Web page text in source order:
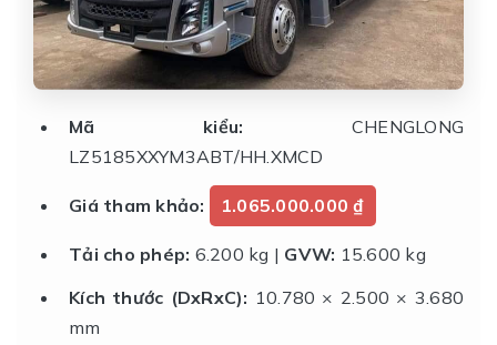
Mã kiểu: CHENGLONG
LZ5185XXYM3ABT/HH.XMCD
Giá tham khảo: 1.065.000.000 ₫
Tải cho phép: 6.200 kg | GVW: 15.600 kg
Kích thước (DxRxC): 10.780 × 2.500 × 3.680
mm